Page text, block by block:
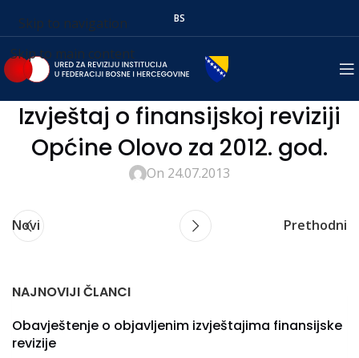
Skip to navigation
Skip to main content
BS
Izvještaj o finansijskoj reviziji
Općine Olovo za 2012. god.
On 24.07.2013
Novi Prethodni
NAJNOVIJI ČLANCI
Obavještenje o objavljenim izvještajima finansijske
revizije